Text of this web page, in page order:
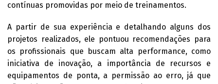
contínuas promovidas por meio de treinamentos.
A partir de sua experiência e detalhando alguns dos
projetos realizados, ele pontuou recomendações para
os profissionais que buscam alta performance, como
iniciativa de inovação, a importância de recursos e
equipamentos de ponta, a permissão ao erro, já que